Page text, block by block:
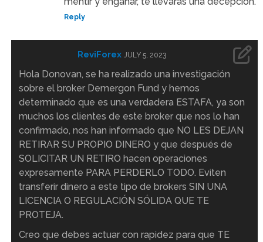
Reply
ReviForex JULY 5, 2023
Hola Donovan, se ha realizado una investigación
sobre el broker Demergon Fund y hemos
determinado que es una verdadera ESTAFA, ya son
muchos los clientes de este broker que nos lo han
confirmado, nos han informado que NO LES DEJAN
RETIRAR SU PROPIO DINERO y que después de
SOLICITAR UN RETIRO hacen operaciones
expresamente PARA PERDERLO TODO. Eviten
transferir dinero a este tipo de brokers SIN UNA
LICENCIA O REGULACIÓN SÓLIDA QUE TE
PROTEJA.
Creo que debes actuar con rapidez para que TE